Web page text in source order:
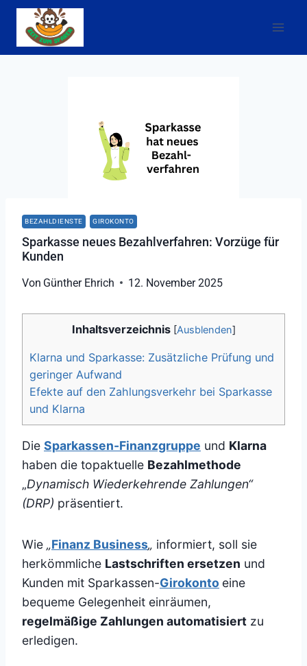
Zum
Inhalt
springen
BEZAHLDIENSTE GIROKONTO
Sparkasse neues Bezahlverfahren: Vorzüge für
Kunden
Von Günther Ehrich 12. November 2025
Inhaltsverzeichnis [Ausblenden]
Klarna und Sparkasse: Zusätzliche Prüfung und
geringer Aufwand
Efekte auf den Zahlungsverkehr bei Sparkasse
und Klarna
Die Sparkassen-Finanzgruppe und Klarna
haben die topaktuelle Bezahlmethode
„Dynamisch Wiederkehrende Zahlungen“
(DRP) präsentiert.
Wie „Finanz Business„ informiert, soll sie
herkömmliche Lastschriften ersetzen und
Kunden mit Sparkassen-Girokonto eine
bequeme Gelegenheit einräumen,
regelmäßige Zahlungen automatisiert zu
erledigen.